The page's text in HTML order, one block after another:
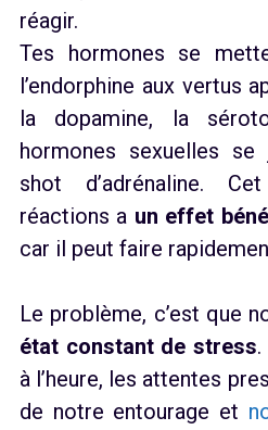
réagir.
Tes hormones se
l’endorphine aux vertus
la dopamine, la
hormones sexuelles
shot d’adrénaline.
réactions a un effet
car il peut faire
Le problème, c’est que
état constant de stress
à l’heure, les attentes
de notre entourage et